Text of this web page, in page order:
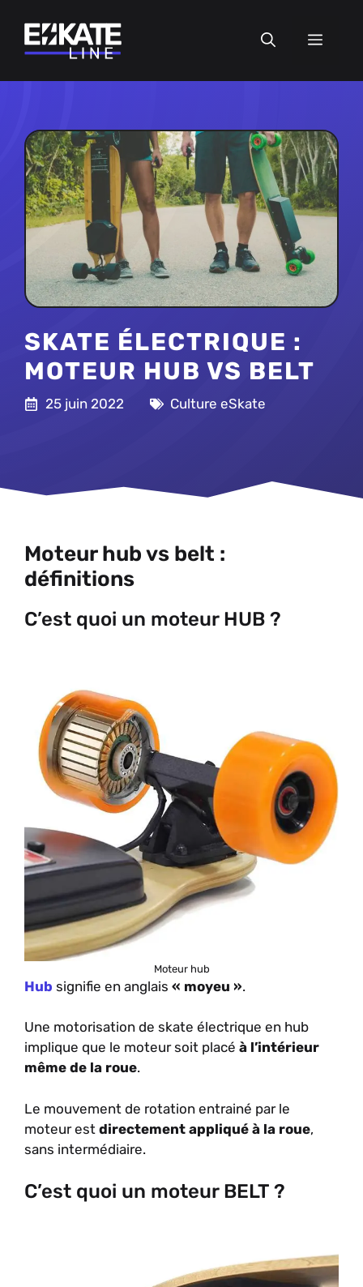
contenu
SKATE ÉLECTRIQUE :
MOTEUR HUB VS BELT
25 juin 2022 Culture eSkate
Moteur hub vs belt :
définitions
C’est quoi un moteur HUB ?
Moteur hub
Hub signifie en anglais « moyeu ».
Une motorisation de skate électrique en hub
implique que le moteur soit placé à l’intérieur
même de la roue.
Le mouvement de rotation entrainé par le
moteur est directement appliqué à la roue,
sans intermédiaire.
C’est quoi un moteur BELT ?